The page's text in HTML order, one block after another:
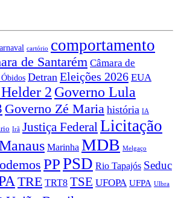
cartório comportamento
de Santarém Câmara de
Detran Eleições 2026 EUA
2 Governo Lula
Governo Zé Maria história IA
Irã Justiça Federal Licitação
Marinha MDB Melgaço
PPPSD Rio Tapajós Seduc
TRE TRT8 TSE UFOPA UFPA Ulbra